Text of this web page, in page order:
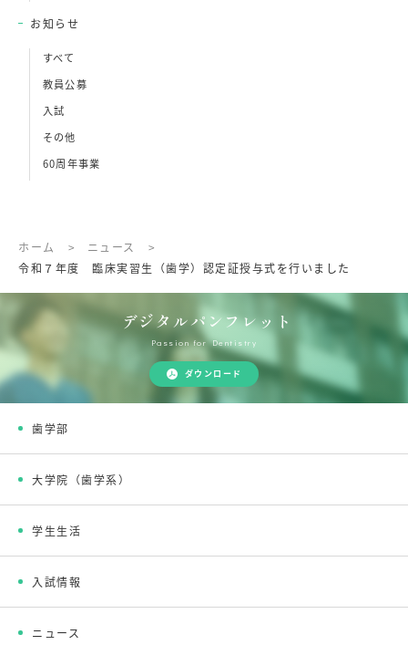
お知らせ
すべて
教員公募
入試
その他
60周年事業
ホーム > ニュース
>
令和７年度 臨床実習生（歯学）認定証授与式を行いました
デジタルパンフレット
Passion for Dentistry
ダウンロード
歯学部
大学院（歯学系）
学生生活
入試情報
ニュース